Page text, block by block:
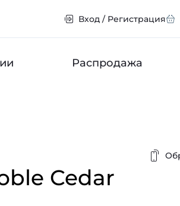
Вход / Регистрация
Распродажа
Cedar